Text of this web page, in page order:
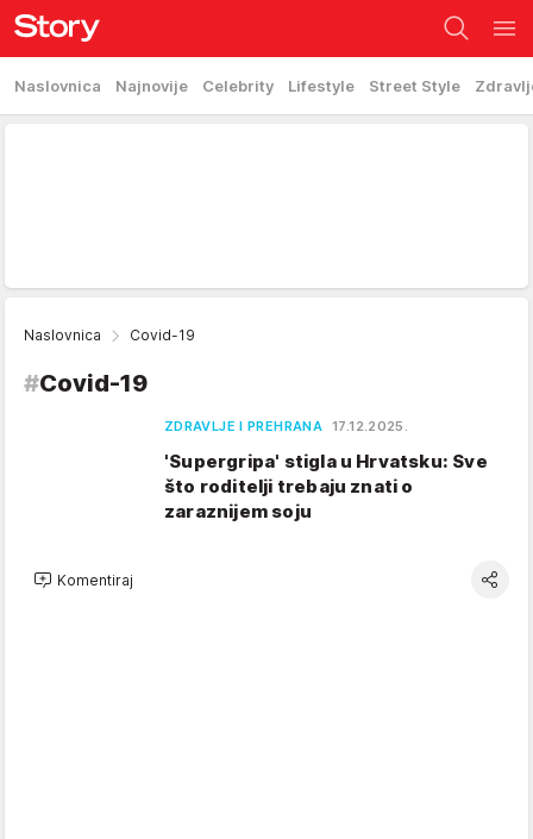
Naslovnica Najnovije Celebrity Lifestyle Street Style
Naslovnica Covid-19
#Covid-19
ZDRAVLJE I PREHRANA 17.12.2025.
'Supergripa' stigla u Hrvatsku: Sve
što roditelji trebaju znati o
zaraznijem soju
Komentiraj